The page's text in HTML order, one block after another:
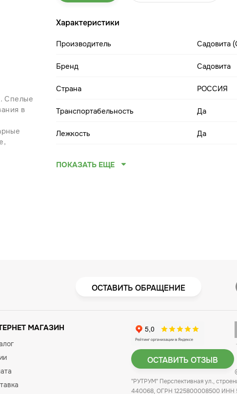
Спелые
в
Характеристики
Производитель Садовита
Бренд Садовита
Страна РОССИЯ
Транспортабельность Да
Лежкость Да
ПОКАЗАТЬ ЕЩЕ
ОСТАВИТЬ ОБРАЩЕНИЕ
МАГАЗИН
ОСТАВИТЬ ОТЗЫВ
"РУТРУМ" Перспективная ул.,
440068, ОГРН 1225800008500 ИНН